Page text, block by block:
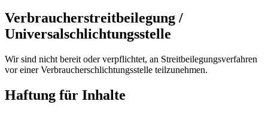
Verbraucherstreitbeilegung /
Universalschlichtungsstelle
Wir sind nicht bereit oder verpflichtet, an Streitbeilegungsverfahren
vor einer Verbraucherschlichtungsstelle teilzunehmen.
Haftung für Inhalte